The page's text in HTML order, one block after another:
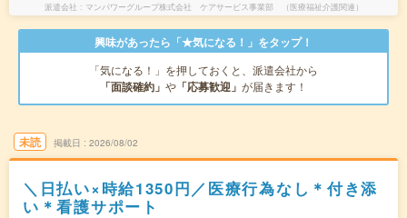
派遣会社 マンパワーグループ株式会社 ケアサービス事業部 （医療福祉介護関連）
興味があったら「★気になる！」をタップ！
「気になる！」を押しておくと、派遣会社から
「面談確約」 や 「応募歓迎」 が届きます！
未読 掲載日 2026/08/02
＼日払い×時給1350円／医療行為なし＊付き添
い＊看護サポート